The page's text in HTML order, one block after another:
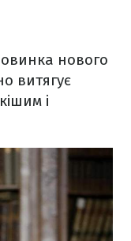
нового
витягує
і